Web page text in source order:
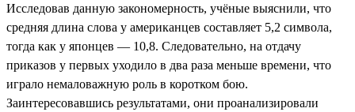
Исследовав данную закономерность, учёные выяснили, что
средняя длина слова у американцев составляет 5,2 символа,
тогда как у японцев — 10,8. Следовательно, на отдачу
приказов у первых уходило в два раза меньше времени, что
играло немаловажную роль в коротком бою.
Заинтересовавшись результатами, они проанализировали